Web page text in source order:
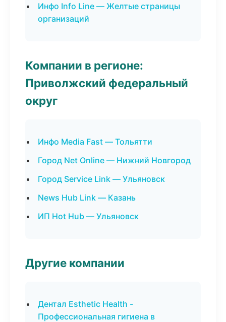
Инфо Info Line — Желтые страницы
организаций
Компании в регионе:
Приволжский федеральный
округ
Инфо Media Fast — Тольятти
Город Net Online — Нижний Новгород
Город Service Link — Ульяновск
News Hub Link — Казань
ИП Hot Hub — Ульяновск
Другие компании
Дентал Esthetic Health -
Профессиональная гигиена в